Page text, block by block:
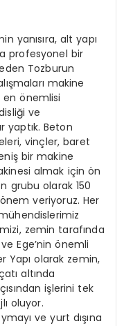
yanısıra, alt yapı
profesyonel bir
Tozburun
makine
en önemlisi
ve
yaptık. Beton
vinçler, baret
bir makine
almak için ön
grubu olarak 150
veriyoruz. Her
zemin tarafında
Ege’nin önemli
Yapı olarak zemin,
altında
işlerini tek
oluyor.
ve yurt dışına